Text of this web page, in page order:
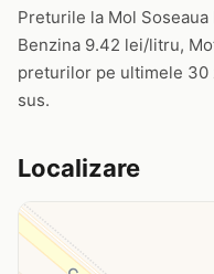
Preturile la Mol
Benzina 9.42 lei/litru,
preturilor pe ultimele 30
sus.
Localizare